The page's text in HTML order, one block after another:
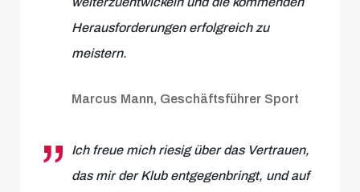
Herausforderungen erfolgreich zu
meistern.
Marcus Mann, Geschäftsführer Sport
Ich freue mich riesig über das Vertrauen,
das mir der Klub entgegenbringt, und auf